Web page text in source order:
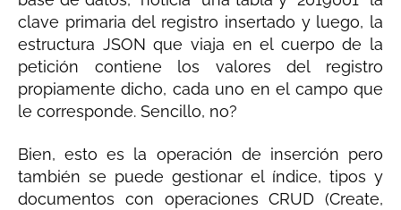
clave primaria del registro insertado y luego, la
estructura JSON que viaja en el cuerpo de la
petición contiene los valores del registro
propiamente dicho, cada uno en el campo que
le corresponde. Sencillo, no?
Bien, esto es la operación de inserción pero
también se puede gestionar el índice, tipos y
documentos con operaciones CRUD (Create,